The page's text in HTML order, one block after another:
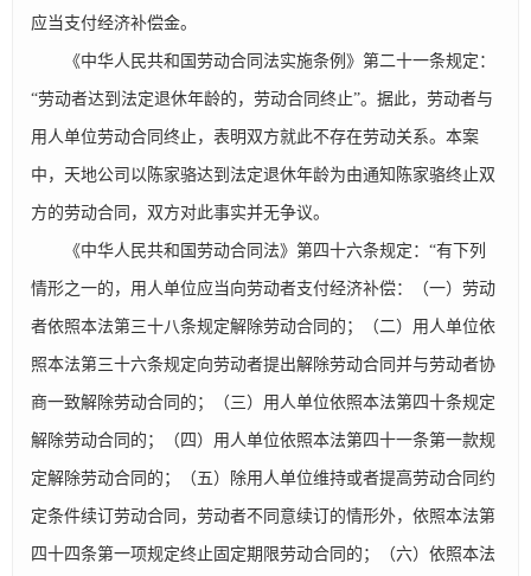
应当支付经济补偿金。
《中华人民共和国劳动合同法实施条例》第二十一条规定：
“劳动者达到法定退休年龄的，劳动合同终止”。据此，劳动者与
用人单位劳动合同终止，表明双方就此不存在劳动关系。本案
中，天地公司以陈家骆达到法定退休年龄为由通知陈家骆终止双
方的劳动合同，双方对此事实并无争议。
《中华人民共和国劳动合同法》第四十六条规定：“有下列
情形之一的，用人单位应当向劳动者支付经济补偿：（一）劳动
者依照本法第三十八条规定解除劳动合同的；（二）用人单位依
照本法第三十六条规定向劳动者提出解除劳动合同并与劳动者协
商一致解除劳动合同的；（三）用人单位依照本法第四十条规定
解除劳动合同的；（四）用人单位依照本法第四十一条第一款规
定解除劳动合同的；（五）除用人单位维持或者提高劳动合同约
定条件续订劳动合同，劳动者不同意续订的情形外，依照本法第
四十四条第一项规定终止固定期限劳动合同的；（六）依照本法